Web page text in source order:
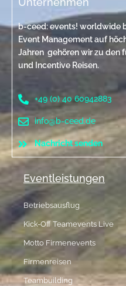
b-ceed: events! worldwide
Event Management auf
Jahren gehören wir zu den
und Incentive Reisen.
+49 (0) 40 60942883
info@b-ceed.de
Nachricht senden
Eventleistungen
Betriebsausflug
Kick-Off Teamevents Live
Motto Firmenevents
Firmenreisen
Teambuilding